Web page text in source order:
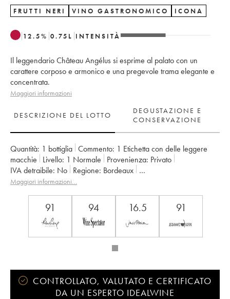
FRUTTI NERI VINO GASTRONOMICO ICONA
12.5% 0.75 L INTENSITÀ
Il leggendario Château Angélus si esprime al palato con un
carattere corposo e armonico e una pregevole trama elegante e
concentrata.
Maggiori informazioni
DESCRIZIONE DEL LOTTO
DEGUSTAZIONE E
CONSERVAZIONE
Quantità: 1 bottiglia Commento: 1 Etichetta con delle leggere
macchie
Livello: 1 Normale Provenienza:
privato
IVA detraibile:
no Regione:
Bordeaux
Denominazione: Saint-Émilion Grand Cru
Proprietario:
Famille de Boüard de Laforest
Maggiori informazioni…
91 94 16.5 91
CONTROLLATO, VALUTATO E CERTIFICATO
DA UN ESPERTO IDEALWINE